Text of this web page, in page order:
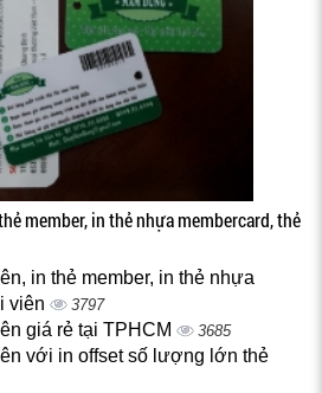
member, in thẻ nhựa membercard, thẻ
in thẻ member, in thẻ nhựa
viên
3797
giá rẻ tại TPHCM 3685
với in offset số lượng lớn thẻ